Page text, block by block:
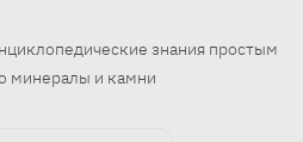
знания простым
минералы и камни